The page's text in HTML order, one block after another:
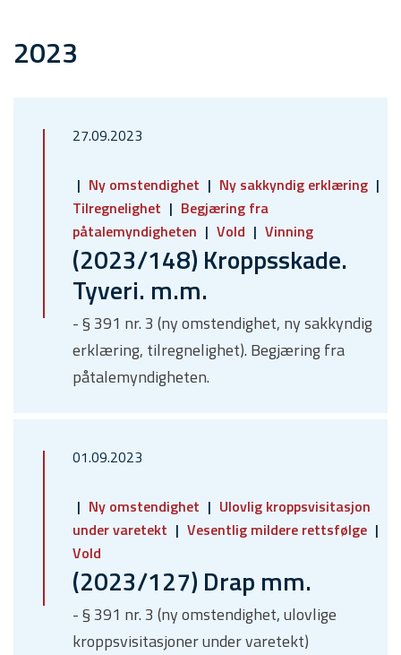
2023
27.09.2023
Ny omstendighet
Ny sakkyndig erklæring
Tilregnelighet
Begjæring fra
påtalemyndigheten
Vold Vinning
(2023/148) Kroppsskade.
Tyveri. m.m.
- § 391 nr. 3 (ny omstendighet, ny sakkyndig
erklæring, tilregnelighet). Begjæring fra
påtalemyndigheten.
01.09.2023
Ny omstendighet
Ulovlig kroppsvisitasjon
under varetekt
Vesentlig mildere rettsfølge
Vold
(2023/127) Drap mm.
- § 391 nr. 3 (ny omstendighet, ulovlige
kroppsvisitasjoner under varetekt)